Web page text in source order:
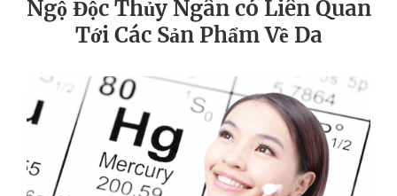
Ngộ Độc Thủy Ngân có Liên Quan
Tới Các Sản Phẩm Về Da